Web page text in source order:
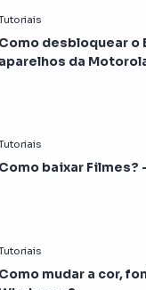
Como desbloquear o
aparelhos da
Como baixar Filmes?
Como mudar a cor,